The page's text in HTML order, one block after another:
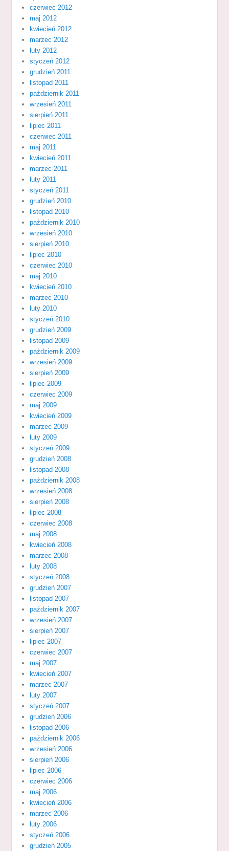
czerwiec 2012
maj 2012
kwiecień 2012
marzec 2012
luty 2012
styczeń 2012
grudzień 2011
listopad 2011
październik 2011
wrzesień 2011
sierpień 2011
lipiec 2011
czerwiec 2011
maj 2011
kwiecień 2011
marzec 2011
luty 2011
styczeń 2011
grudzień 2010
listopad 2010
październik 2010
wrzesień 2010
sierpień 2010
lipiec 2010
czerwiec 2010
maj 2010
kwiecień 2010
marzec 2010
luty 2010
styczeń 2010
grudzień 2009
listopad 2009
październik 2009
wrzesień 2009
sierpień 2009
lipiec 2009
czerwiec 2009
maj 2009
kwiecień 2009
marzec 2009
luty 2009
styczeń 2009
grudzień 2008
listopad 2008
październik 2008
wrzesień 2008
sierpień 2008
lipiec 2008
czerwiec 2008
maj 2008
kwiecień 2008
marzec 2008
luty 2008
styczeń 2008
grudzień 2007
listopad 2007
październik 2007
wrzesień 2007
sierpień 2007
lipiec 2007
czerwiec 2007
maj 2007
kwiecień 2007
marzec 2007
luty 2007
styczeń 2007
grudzień 2006
listopad 2006
październik 2006
wrzesień 2006
sierpień 2006
lipiec 2006
czerwiec 2006
maj 2006
kwiecień 2006
marzec 2006
luty 2006
styczeń 2006
grudzień 2005